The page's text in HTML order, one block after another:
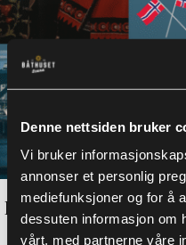
Denne nettsiden bruker
Vi bruker
annonser et personlig
mediefunksjoner og for å
dessuten informasjon om
vårt, med partnerne våre
BryggeHygge 17.mai